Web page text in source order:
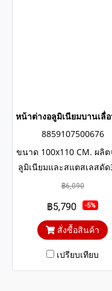
หน้าต่างอลูมิเนียมบานเ
8859107500676
ขนาด 100x110 CM. ผลิต
ลูมิเนียมและสแตสเลสดัด
แข็งแรงทนทาน รับประกั
กระจกสีเขียวใสตัดแสงป้อ
ความร้อนและรังสียูวี
฿6,090
฿5,790 -5%
สั่งซื้อสินค้า
เปรียบเทียบ